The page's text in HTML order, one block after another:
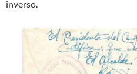
inverso.